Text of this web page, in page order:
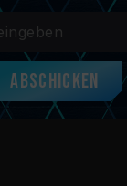
Abschicken